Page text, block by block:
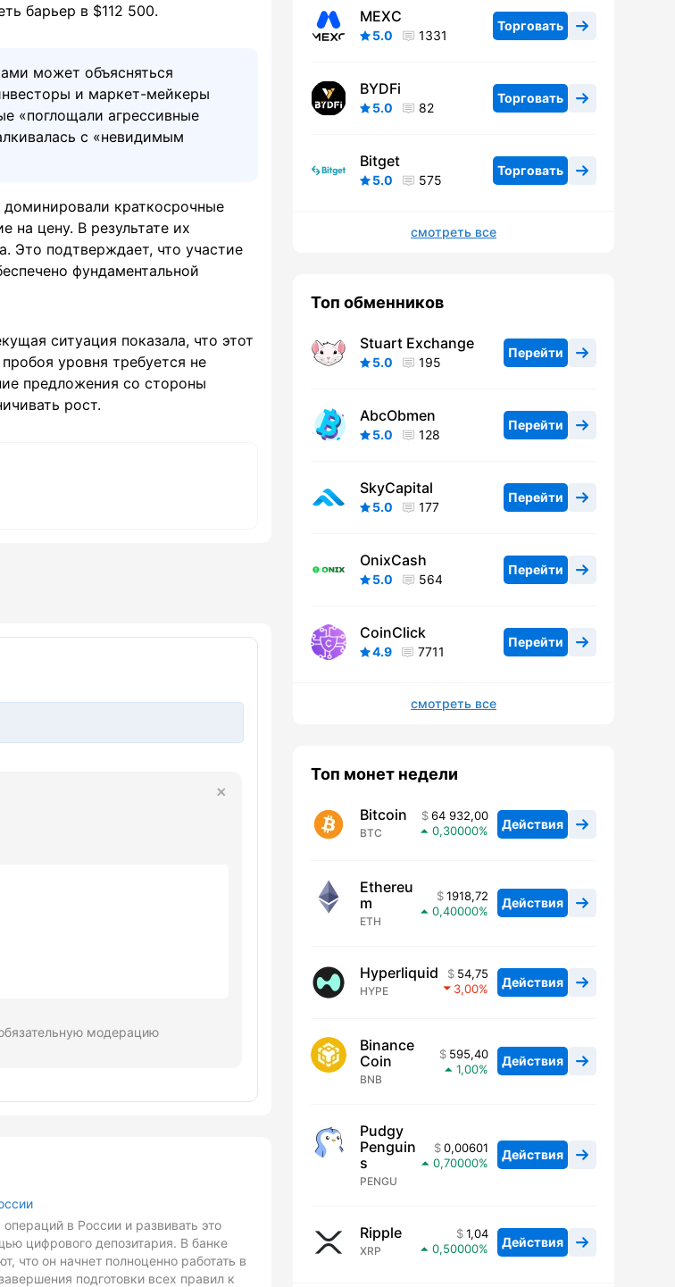
барьер в $112 500.
может объясняться
и маркет-мейкеры
«поглощали агрессивные
с «невидимым
краткосрочные
на цену. В результате их
Это подтверждает, что участие
фундаментальной
ситуация показала, что этот
уровня требуется не
предложения со стороны
рост.
модерацию
в России и развивать это
цифрового депозитария. В банке
что он начнет полноценно работать в
подготовки всех правил к
MEXC
5.0 1331
Торговать
BYDFi
5.0 82
Торговать
Bitget
5.0 575
Торговать
смотреть все
Топ обменников
Stuart Exchange
5.0 195
Перейти
AbcObmen
5.0 128
Перейти
SkyCapital
5.0 177
Перейти
OnixCash
5.0 564
Перейти
CoinClick
4.9 7711
Перейти
смотреть все
Топ монет недели
Bitcoin
BTC
64 932,00
0,30000
Действия
Ethereu
m
ETH
1918,72
0,40000
Действия
Hyperliquid
HYPE
54,75
3,00
Действия
Binance
Coin
BNB
595,40
1,00
Действия
Pudgy
Penguin
s
PENGU
0,00601
0,70000
Действия
Ripple
XRP
1,04
0,50000
Действия